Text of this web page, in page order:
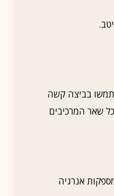
בביצה קשה
שאר המרכיבים
אנרגיה